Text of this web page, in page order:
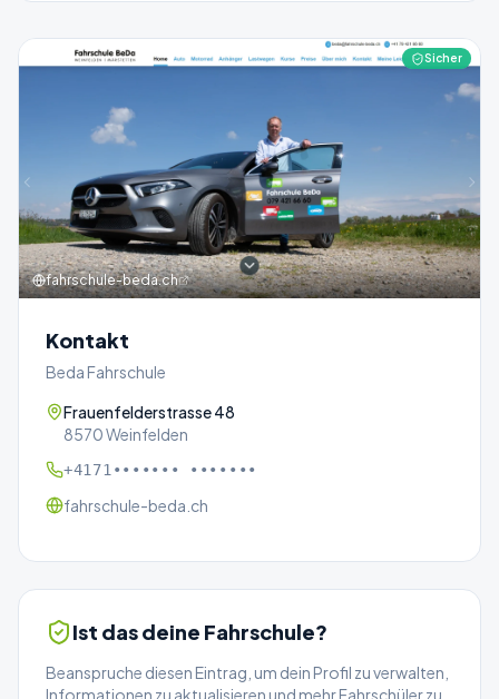
Sicher
fahrschule-beda.ch
Kontakt
Beda Fahrschule
Frauenfelderstrasse 48
8570 Weinfelden
+4171••••••• •••••••
fahrschule-beda.ch
Ist das deine Fahrschule?
Beanspruche diesen Eintrag, um dein Profil zu verwalten,
Informationen zu aktualisieren und mehr Fahrschüler zu